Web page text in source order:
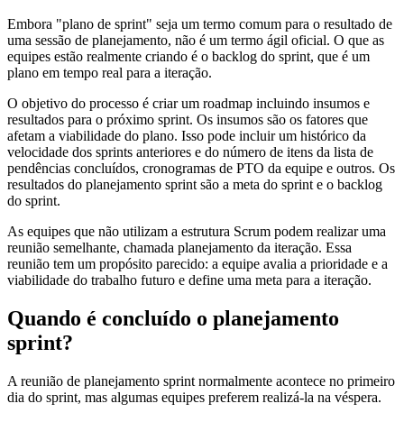
Embora "plano de sprint" seja um termo comum para o resultado de
uma sessão de planejamento, não é um termo ágil oficial. O que as
equipes estão realmente criando é o backlog do sprint, que é um
plano em tempo real para a iteração.
O objetivo do processo é criar um roadmap incluindo insumos e
resultados para o próximo sprint. Os insumos são os fatores que
afetam a viabilidade do plano. Isso pode incluir um histórico da
velocidade dos sprints anteriores e do número de itens da lista de
pendências concluídos, cronogramas de PTO da equipe e outros. Os
resultados do planejamento sprint são a meta do sprint e o backlog
do sprint.
As equipes que não utilizam a estrutura Scrum podem realizar uma
reunião semelhante, chamada planejamento da iteração. Essa
reunião tem um propósito parecido: a equipe avalia a prioridade e a
viabilidade do trabalho futuro e define uma meta para a iteração.
Quando é concluído o planejamento
sprint?
A reunião de planejamento sprint normalmente acontece no primeiro
dia do sprint, mas algumas equipes preferem realizá-la na véspera.